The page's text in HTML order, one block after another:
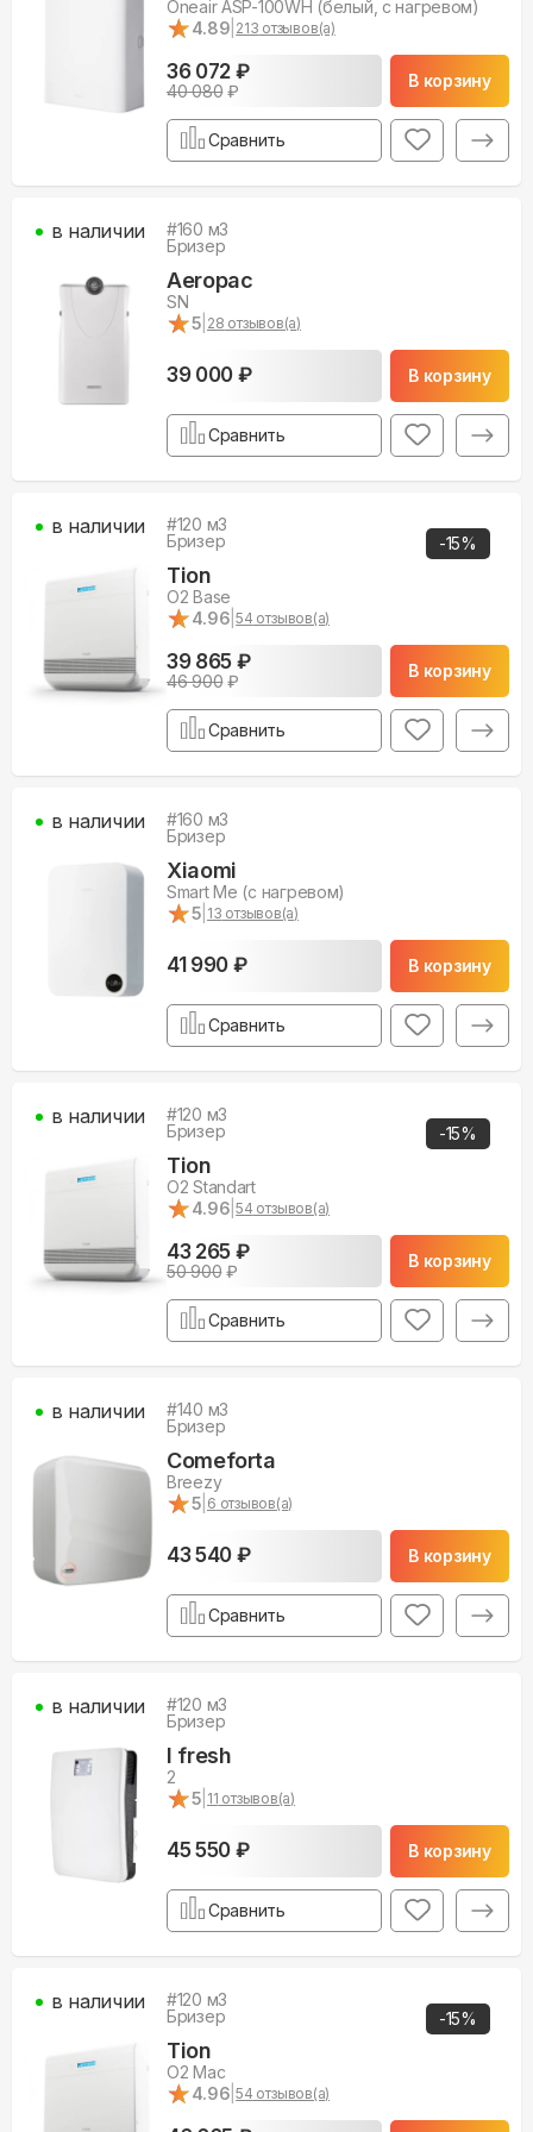
Oneair ASP-100WH (белый, с нагревом)
★
★4.89 213 отзывов(а)
36 072 ₽
40 080₽
В корзину
Сравнить
#160 м3
Бризер
Aeropac
SN
★
★5 28 отзывов(а)
39 000 ₽ В корзину
в наличии
Сравнить
-15%
#120 м3
Бризер
Tion
O2 Base
★
★4.96 |54 отзывов(а)
39 865 ₽
46 900₽
В корзину
в наличии
Сравнить
#160 м3
Бризер
Xiaomi
Smart Me (с нагревом)
★
★5 13 отзывов(а)
41 990 ₽ В корзину
в наличии
Сравнить
-15%
#120 м3
Бризер
Tion
O2 Standart
★
★4.96 |54 отзывов(а)
43 265 ₽
50 900₽
В корзину
в наличии
Сравнить
#140 м3
Бризер
Comeforta
Breezy
★
★5 6 отзывов(а)
43 540 ₽ В корзину
в наличии
Сравнить
#120 м3
Бризер
I fresh
2
★
★5 11 отзывов(а)
45 550 ₽ В корзину
в наличии
Сравнить
-15%
#120 м3
Бризер
Tion
O2 Mac
★
★4.96 |54 отзывов(а)
в наличии